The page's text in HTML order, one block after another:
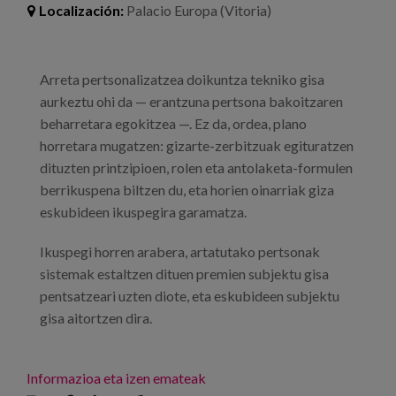
Blog
Trabaja con nosotros
Canal de denuncias
Localización: Palacio Europa (Vitoria)
Arreta pertsonalizatzea doikuntza tekniko gisa
aurkeztu ohi da — erantzuna pertsona bakoitzaren
beharretara egokitzea —. Ez da, ordea, plano
horretara mugatzen: gizarte-zerbitzuak egituratzen
dituzten printzipioen, rolen eta antolaketa-formulen
berrikuspena biltzen du, eta horien oinarriak giza
eskubideen ikuspegira garamatza.
Ikuspegi horren arabera, artatutako pertsonak
sistemak estaltzen dituen premien subjektu gisa
pentsatzeari uzten diote, eta eskubideen subjektu
gisa aitortzen dira.
Informazioa eta izen emateak